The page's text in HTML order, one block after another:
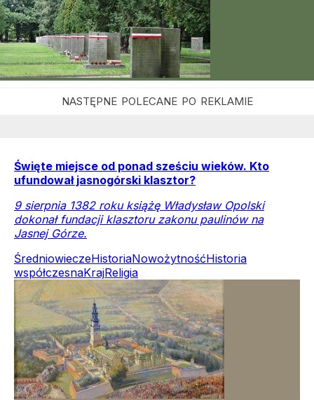
Święte miejsce od ponad sześciu wieków. Kto
ufundował jasnogórski klasztor?
9 sierpnia 1382 roku książę Władysław Opolski
dokonał fundacji klasztoru zakonu paulinów na
Jasnej Górze.
ŚredniowieczeHistoriaNowożytnośćHistoria
współczesnaKrajReligia